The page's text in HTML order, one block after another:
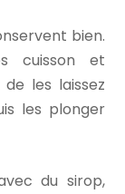
bien.
cuisson et
les laissez
les plonger
du sirop,